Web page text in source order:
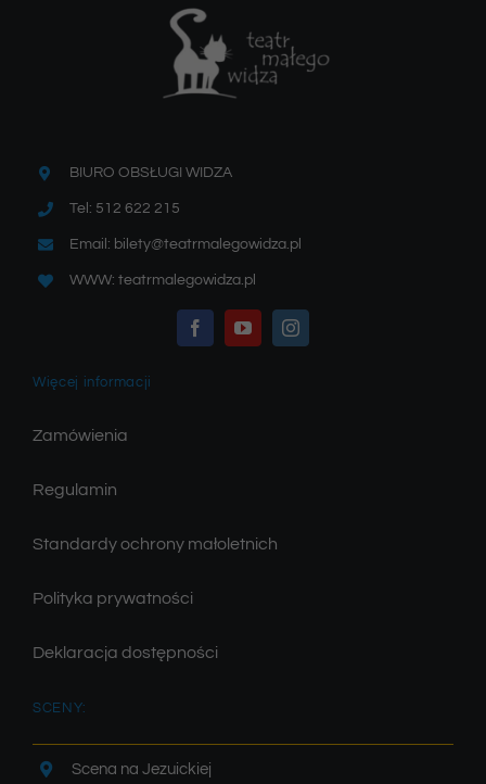
BIURO OBSŁUGI WIDZA
Tel: 512 622 215
Email: bilety@teatrmalegowidza.pl
WWW: teatrmalegowidza.pl
Więcej informacji
Zamówienia
Regulamin
Standardy ochrony małoletnich
Polityka prywatności
Deklaracja dostępności
SCENY:
Scena na Jezuickiej